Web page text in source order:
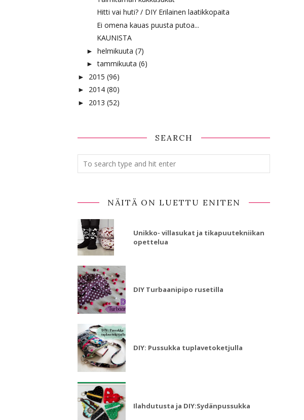
Hitti vai huti? / DIY Erilainen laatikkopaita
Ei omena kauas puusta putoa...
KAUNISTA
► helmikuuta (7)
►tammikuuta (6)
► 2015 (96)
► 2014 (80)
► 2013 (52)
SEARCH
NÄITÄ ON LUETTU ENITEN
Unikko- villasukat ja tikapuutekniikan
opettelua
DIY Turbaanipipo rusetilla
DIY: Pussukka tuplavetoketjulla
Ilahdutusta ja DIY:Sydänpussukka